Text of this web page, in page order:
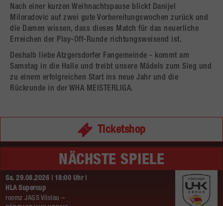
Nach einer kurzen Weihnachtspause blickt Danijel
Miloradovic auf zwei gute Vorbereitungswochen zurück und
die Damen wissen, dass dieses Match für das neuerliche
Erreichen der Play-Off-Runde richtungsweisend ist.
Deshalb liebe Atzgersdorfer Fangemeinde - kommt am
Samstag in die Halle und treibt unsere Mädels zum Sieg und
zu einem erfolgreichen Start ins neue Jahr und die
Rückrunde in der WHA MEISTERLIGA.
Ticketshop
NÄCHSTE SPIELE
Sa. 29.08.2026 | 18:00 Uhr |
HLA Supercup
roomz JAGS Vöslau –